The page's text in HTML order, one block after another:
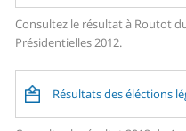
Consultez le résultat à Routot
Présidentielles 2012.
Résultats des éléctions